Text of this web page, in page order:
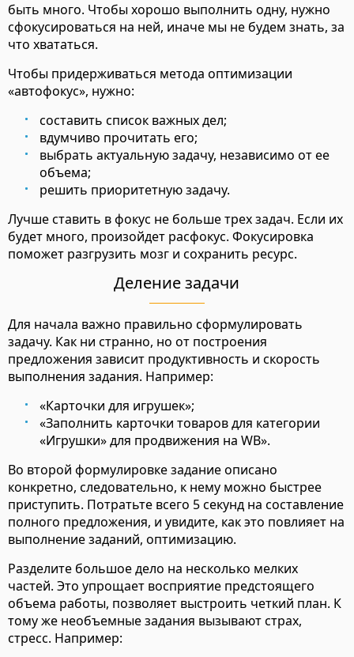
быть много. Чтобы хорошо выполнить одну, нужно
сфокусироваться на ней, иначе мы не будем знать, за
что хвататься.
Чтобы придерживаться метода оптимизации
«автофокус», нужно:
составить список важных дел;
вдумчиво прочитать его;
выбрать актуальную задачу, независимо от ее
объема;
решить приоритетную задачу.
Лучше ставить в фокус не больше трех задач. Если их
будет много, произойдет расфокус. Фокусировка
поможет разгрузить мозг и сохранить ресурс.
Деление задачи
Для начала важно правильно сформулировать
задачу. Как ни странно, но от построения
предложения зависит продуктивность и скорость
выполнения задания. Например:
«Карточки для игрушек»;
«Заполнить карточки товаров для категории
«Игрушки» для продвижения на WB».
Во второй формулировке задание описано
конкретно, следовательно, к нему можно быстрее
приступить. Потратьте всего 5 секунд на составление
полного предложения, и увидите, как это повлияет на
выполнение заданий, оптимизацию.
Разделите большое дело на несколько мелких
частей. Это упрощает восприятие предстоящего
объема работы, позволяет выстроить четкий план. К
тому же необъемные задания вызывают страх,
стресс. Например: